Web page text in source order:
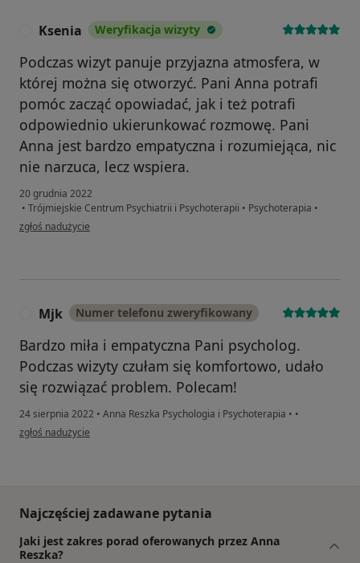
Ksenia Weryfikacja wizyty
Podczas wizyt panuje przyjazna atmosfera, w
której można się otworzyć. Pani Anna potrafi
pomóc zacząć opowiadać, jak i też potrafi
odpowiednio ukierunkować rozmowę. Pani
Anna jest bardzo empatyczna i rozumiejąca, nic
nie narzuca, lecz wspiera.
20 grudnia 2022
• Trójmiejskie Centrum Psychiatrii i Psychoterapii • Psychoterapia •
w opinii użytkownika Ksenia
zgłoś nadużycie
Mjk Numer telefonu zweryfikowany
Bardzo miła i empatyczna Pani psycholog.
Podczas wizyty czułam się komfortowo, udało
się rozwiązać problem. Polecam!
24 sierpnia 2022 • Anna Reszka Psychologia i Psychoterapia • •
w opinii użytkownika Mjk
zgłoś nadużycie
Najczęściej zadawane pytania
Jaki jest zakres porad oferowanych przez Anna
Reszka?